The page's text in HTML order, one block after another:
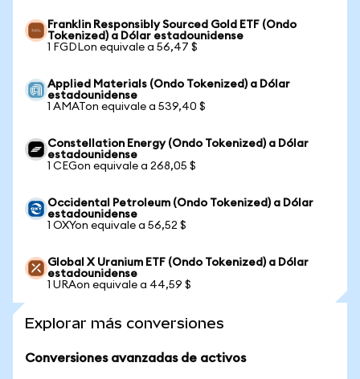
Franklin Responsibly Sourced Gold ETF (Ondo
Tokenized) a Dólar estadounidense
1 FGDLon equivale a 56,47 $
Applied Materials (Ondo Tokenized) a Dólar
estadounidense
1 AMATon equivale a 539,40 $
Constellation Energy (Ondo Tokenized) a Dólar
estadounidense
1 CEGon equivale a 268,05 $
Occidental Petroleum (Ondo Tokenized) a Dólar
estadounidense
1 OXYon equivale a 56,52 $
Global X Uranium ETF (Ondo Tokenized) a Dólar
estadounidense
1 URAon equivale a 44,59 $
Explorar más conversiones
Conversiones avanzadas de activos